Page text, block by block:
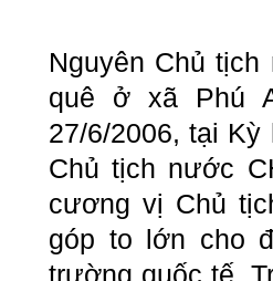
Nguyên Chủ
quê ở xã Phú
27/6/2006, tại
Chủ tịch nước
cương vị Chủ
góp to lớn cho
trường quốc tế.